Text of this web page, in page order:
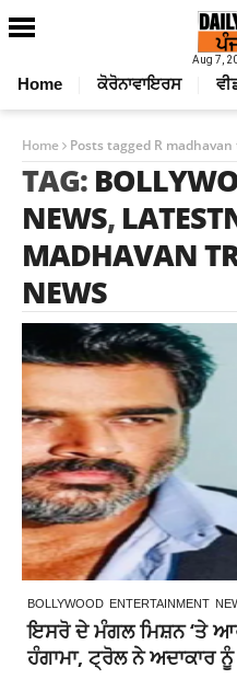
Aug 7,
Home ਕੋਰੋਨਾਵਾਇਰਸ
Home Posts tagged R
TAG:
NEWS,
MADHAVAN
NEWS
BOLLYWOOD ENTERTAINMENT
ਇਸਰੋ ਦੇ ਮੰਗਲ ਮਿਸ਼ਨ ‘ਤੇ
ਹੰਗਾਮਾ, ਟ੍ਰੋਲ ਨੇ ਅਦਾਕਾਰ